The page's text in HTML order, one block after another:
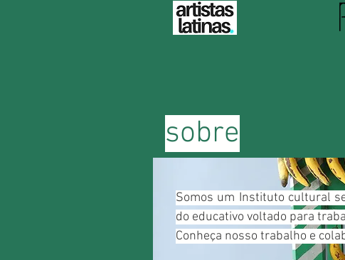
sobre
Somos um Instituto cultural
do educativo voltado para
Conheça nosso trabalho e